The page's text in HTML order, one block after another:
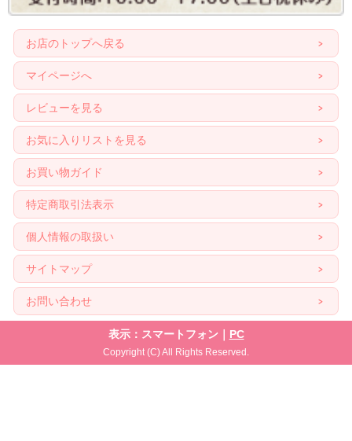
お店のトップへ戻る
マイページへ
レビューを見る
お気に入りリストを見る
お買い物ガイド
特定商取引法表示
個人情報の取扱い
サイトマップ
お問い合わせ
表示：スマートフォン｜ PC
Copyright (C) All Rights Reserved.